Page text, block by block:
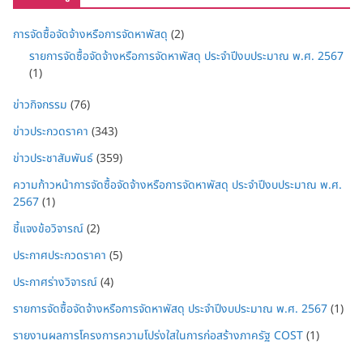
การจัดซื้อจัดจ้างหรือการจัดหาพัสดุ (2)
รายการจัดซื้อจัดจ้างหรือการจัดหาพัสดุ ประจำปีงบประมาณ พ.ศ. 2567
(1)
ข่าวกิจกรรม (76)
ข่าวประกวดราคา (343)
ข่าวประชาสัมพันธ์(359)
ความก้าวหน้าการจัดซื้อจัดจ้างหรือการจัดหาพัสดุ ประจำปีงบประมาณ พ.ศ.
2567(1)
ชี้แจงข้อวิจารณ์(2)
ประกาศประกวดราคา (5)
ประกาศร่างวิจารณ์(4)
รายการจัดซื้อจัดจ้างหรือการจัดหาพัสดุ ประจำปีงบประมาณ พ.ศ. 2567(1)
รายงานผลการโครงการความโปร่งใสในการก่อสร้างภาครัฐ COST(1)